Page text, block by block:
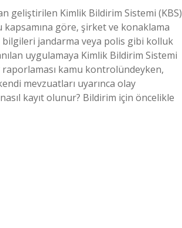
geliştirilen Kimlik Bildirim Sistemi (KBS)
kapsamına göre, şirket ve konaklama
jandarma veya polis gibi kolluk
uygulamaya Kimlik Bildirim Sistemi
kamu kontrolündeyken,
mevzuatları uyarınca olay
kayıt olunur? Bildirim için öncelikle